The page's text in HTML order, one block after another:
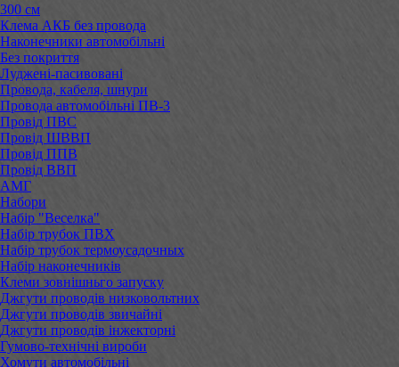
300 см
Клема АКБ без провода
Наконечники автомобільні
Без покриття
Луджені-пасивовані
Провода, кабеля, шнури
Провода автомобільні ПВ-3
Провід ПВС
Провід ШВВП
Провід ППВ
Провід ВВП
АМГ
Набори
Набір "Веселка"
Набір трубок ПВХ
Набір трубок термоусадочных
Набір наконечників
Клеми зовнішньго запуску
Джгути проводів низковольтних
Джгути проводів звичайні
Джгути проводів інжекторні
Гумово-технічні вироби
Хомути автомобільні